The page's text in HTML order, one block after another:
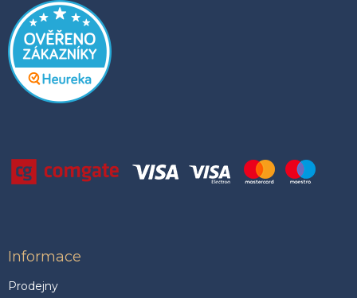
Informace
Prodejny